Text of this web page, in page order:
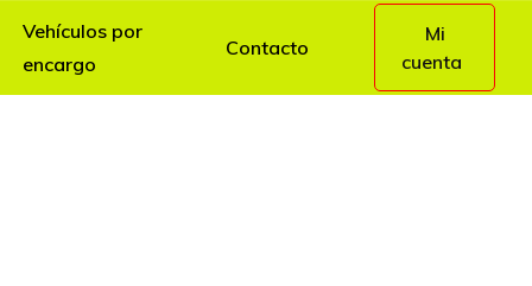
Vehículos por
encargo
Contacto
Mi
cuenta